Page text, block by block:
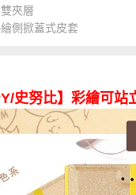
夾層
側掀蓋式皮套
史努比】彩繪可站